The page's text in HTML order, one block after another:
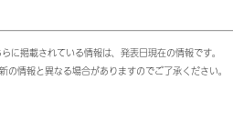
掲載されている情報は、発表日現在の情報です。
と異なる場合がありますのでご了承ください。